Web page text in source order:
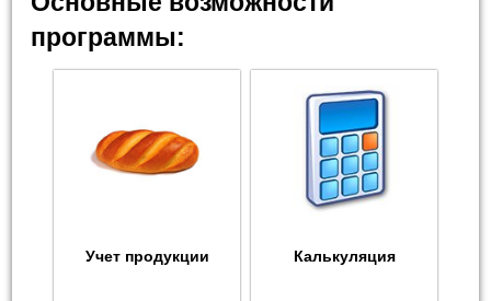
программы:
Учет продукции Калькуляция